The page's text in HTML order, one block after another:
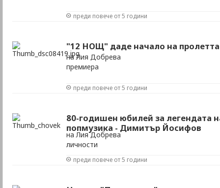
преди повече от 5 години
"12 НОЩ" даде начало на
на Лия Добрева
премиера
преди повече от 5 години
80-годишен юбилей за легендата
попмузика - Димитър Йосифов
на Лия Добрева
личности
преди повече от 5 години